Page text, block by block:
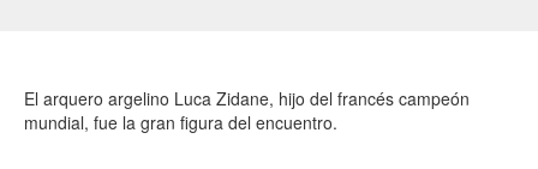
El arquero argelino Luca Zidane, hijo del francés campeón
mundial, fue la gran figura del encuentro.